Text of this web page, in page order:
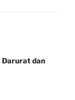
Darurat dan